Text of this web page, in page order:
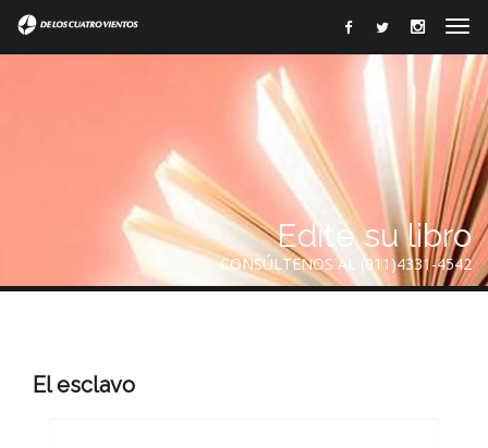
Edite su libro
CONSÚLTENOS AL (011)4331-4542
El esclavo